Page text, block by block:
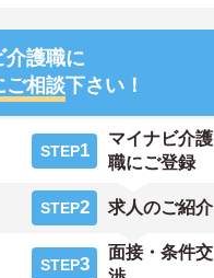
介護職に
ご相談下さい！
STEP1
マイナビ介護
職にご登録
STEP2 求人のご紹介
STEP3
面接・条件交